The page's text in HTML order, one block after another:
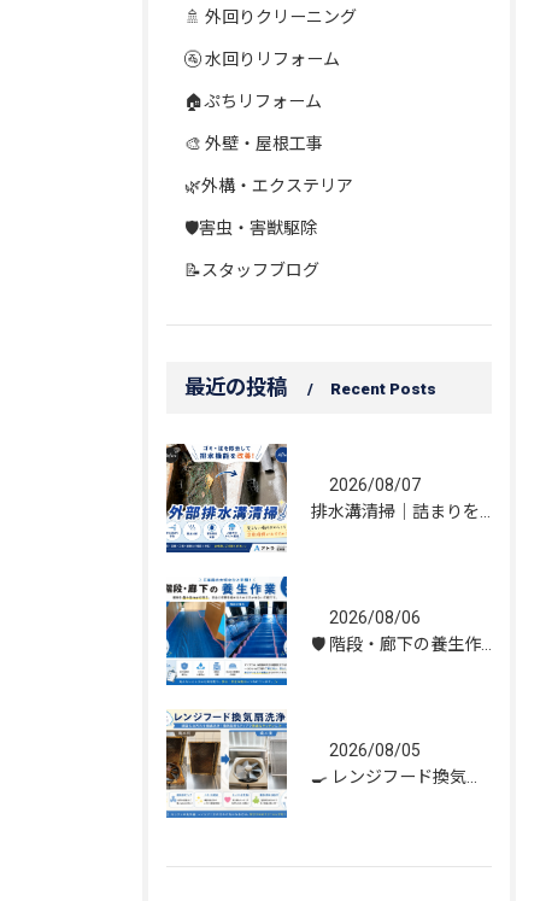
🚿 外回りクリーニング
🚰 水回りリフォーム
🏠ぷちリフォーム
🎨 外壁・屋根工事
🌿外構・エクステリア
🛡️害虫・害獣駆除
📝スタッフブログ
最近の投稿 Recent Posts
2026/08/07
2026/08/06
2026/08/05